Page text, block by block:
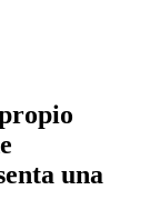
una